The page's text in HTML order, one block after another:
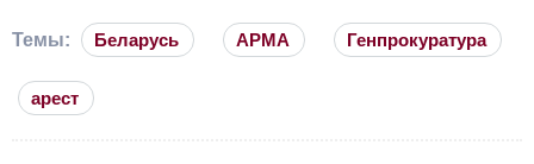
Темы: Беларусь АРМА Генпрокуратура
арест